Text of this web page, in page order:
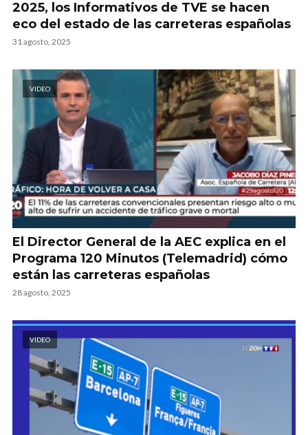
2025, los Informativos de TVE se hacen
eco del estado de las carreteras españolas
31 agosto, 2025
VIDEO
El Director General de la AEC explica en el
Programa 120 Minutos (Telemadrid) cómo
están las carreteras españolas
28 agosto, 2025
VIDEO